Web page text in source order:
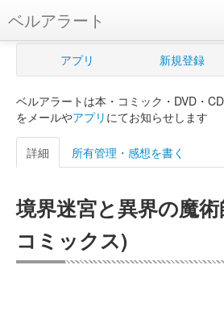
ベルアラート
ベルアラートとは
新規登録
ログイン
購入管理
Myシェルフ
アプリ 新規登録
ベルアラートは本・コミック・DVD・
をメールやアプリ にてお知らせします
詳細 所有管理・感想を書く
境界迷宮と異界の魔
コミックス)